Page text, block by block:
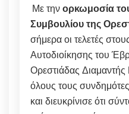
Με την ορκωμοσία
Συμβουλίου της
σήμερα οι τελετές
Αυτοδιοίκησης του
Ορεστιάδας
όλους τους
και διευκρίνισε ότι